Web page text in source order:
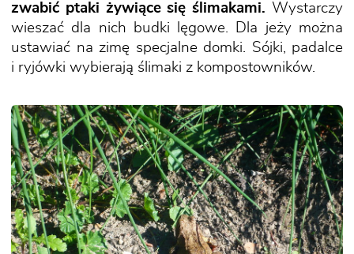
zwabić ptaki żywiące się ślimakami. Wystarczy
wieszać dla nich budki lęgowe. Dla jeży można
ustawiać na zimę specjalne domki. Sójki, padalce
i ryjówki wybierają ślimaki z kompostowników.